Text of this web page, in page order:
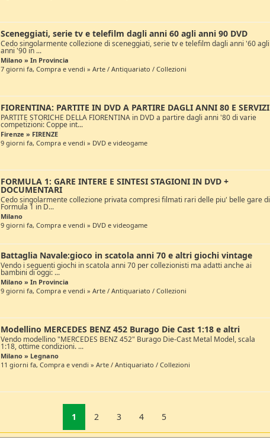
Sceneggiati, serie tv e telefilm dagli anni 60 agli anni 90 DVD
Cedo singolarmente collezione di sceneggiati, serie tv e telefilm dagli anni '60 agli
anni '90 in ...
Milano » In Provincia
7 giorni fa, Compra e vendi » Arte / Antiquariato / Collezioni
FIORENTINA: PARTITE IN DVD A PARTIRE DAGLI ANNI 80 E SERVIZI
PARTITE STORICHE DELLA FIORENTINA in DVD a partire dagli anni '80 di varie
competizioni: Coppe int...
Firenze » FIRENZE
9 giorni fa, Compra e vendi » DVD e videogame
FORMULA 1: GARE INTERE E SINTESI STAGIONI IN DVD +
DOCUMENTARI
Cedo singolarmente collezione privata compresi filmati rari delle piu' belle gare di
Formula 1 in D...
Milano
9 giorni fa, Compra e vendi » DVD e videogame
Battaglia Navale:gioco in scatola anni 70 e altri giochi vintage
Vendo i seguenti giochi in scatola anni 70 per collezionisti ma adatti anche ai
bambini di oggi: ...
Milano » In Provincia
9 giorni fa, Compra e vendi » Arte / Antiquariato / Collezioni
Modellino MERCEDES BENZ 452 Burago Die Cast 1:18 e altri
Vendo modellino "MERCEDES BENZ 452" Burago Die-Cast Metal Model, scala
1:18, ottime condizioni. ...
Milano » Legnano
11 giorni fa, Compra e vendi » Arte / Antiquariato / Collezioni
1 2 3 4 5